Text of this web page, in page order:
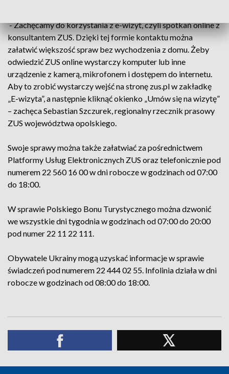
- Zachęcamy do korzystania z e-wizyt, czyli spotkań online z
konsultantem ZUS. Dzięki tej formie kontaktu można
załatwić większość spraw bez wychodzenia z domu. Żeby
odwiedzić ZUS online wystarczy komputer lub inne
urządzenie z kamerą, mikrofonem i dostępem do internetu.
Aby to zrobić wystarczy wejść na stronę zus.pl w zakładkę
„E-wizyta”, a następnie kliknąć okienko „Umów się na wizytę”
– zachęca Sebastian Szczurek, regionalny rzecznik prasowy
ZUS województwa opolskiego.
Swoje sprawy można także załatwiać za pośrednictwem
Platformy Usług Elektronicznych ZUS oraz telefonicznie pod
numerem 22 560 16 00 w dni robocze w godzinach od 07:00
do 18:00.
W sprawie Polskiego Bonu Turystycznego można dzwonić
we wszystkie dni tygodnia w godzinach od 07:00 do 20:00
pod numer 22 11 22 111.
Obywatele Ukrainy mogą uzyskać informacje w sprawie
świadczeń pod numerem 22 444 02 55. Infolinia działa w dni
robocze w godzinach od 08:00 do 18:00.